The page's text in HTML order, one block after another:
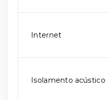
Internet
Isolamento acústico